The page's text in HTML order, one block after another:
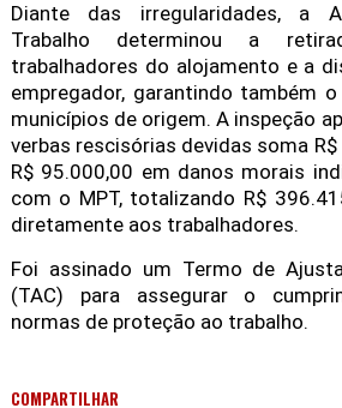
Diante das irregularidades, a
Trabalho determinou a
trabalhadores do alojamento e a
empregador, garantindo também
municípios de origem. A inspeção
verbas rescisórias devidas soma
R$ 95.000,00 em danos morais
com o MPT, totalizando R$
diretamente aos trabalhadores.
Foi assinado um Termo de
(TAC) para assegurar o
normas de proteção ao trabalho.
COMPARTILHAR